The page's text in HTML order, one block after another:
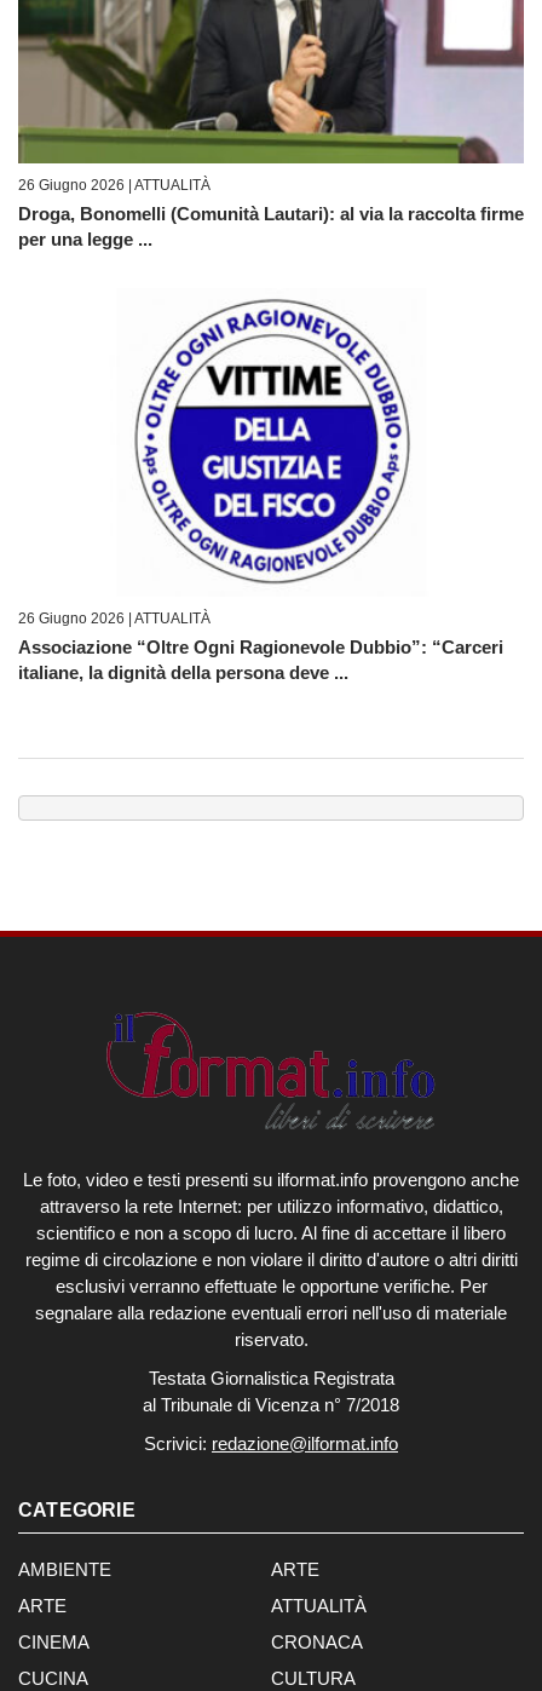
26 Giugno 2026 | ATTUALITÀ
Droga, Bonomelli (Comunità Lautari): al via la raccolta firme
per una legge ...
26 Giugno 2026 | ATTUALITÀ
Associazione “Oltre Ogni Ragionevole Dubbio”: “Carceri
italiane, la dignità della persona deve ...
Le foto, video e testi presenti su ilformat.info provengono anche
attraverso la rete Internet: per utilizzo informativo, didattico,
scientifico e non a scopo di lucro. Al fine di accettare il libero
regime di circolazione e non violare il diritto d'autore o altri diritti
esclusivi verranno effettuate le opportune verifiche. Per
segnalare alla redazione eventuali errori nell'uso di materiale
riservato.
Testata Giornalistica Registrata
al Tribunale di Vicenza n° 7/2018
Scrivici: redazione@ilformat.info
CATEGORIE
AMBIENTE
ARTE
ARTE
ATTUALITÀ
CINEMA
CRONACA
CUCINA
CULTURA